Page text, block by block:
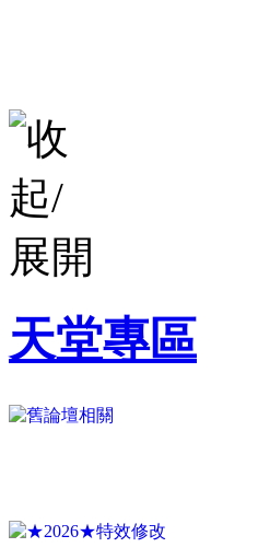
天堂專區